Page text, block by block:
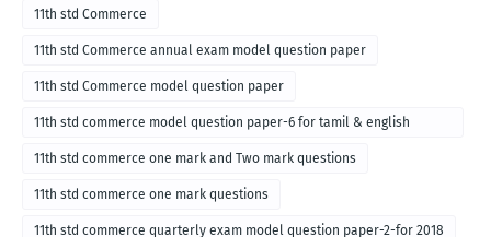
11th std Commerce
11th std Commerce annual exam model question paper
11th std Commerce model question paper
11th std commerce model question paper-6 for tamil & english
medium
11th std commerce one mark and Two mark questions
11th std commerce one mark questions
11th std commerce quarterly exam model question paper-2-for 2018